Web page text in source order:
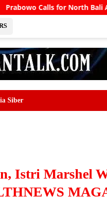
Bali Airport to
Siber
Istri Marshel